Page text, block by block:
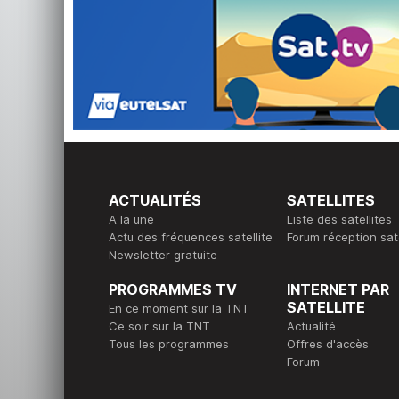
ACTUALITÉS
A la une
Actu des fréquences satellite
Newsletter gratuite
SATELLITES
Liste des satellites
Forum réception
PROGRAMMES TV
En ce moment sur la TNT
Ce soir sur la TNT
Tous les programmes
INTERNET PAR
SATELLITE
Actualité
Offres d'accès
Forum